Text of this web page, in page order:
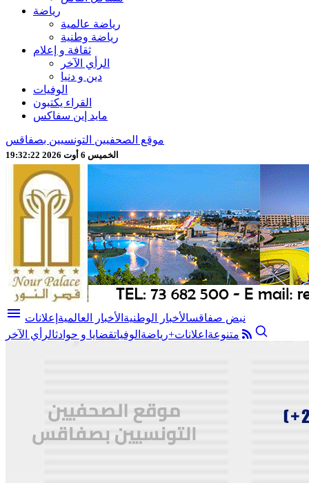
رياضة
رياضة عالمية
رياضة وطنية
ثقافة و إعلام
الرأي الآخر
دين و دنيا
الوفيات
القراء يكتبون
مايد إين سفاكس
موقع الصحفيين التونسيين بصفاقس
الخميس 6 أوت 2026 19:32:24
menu نبض صفاقسالأخبار الوطنية الأخبار العالمية إعلانات
متنوعة اعلانات+رياضة الوفياتقضايا و حوادثالرأي الآخر